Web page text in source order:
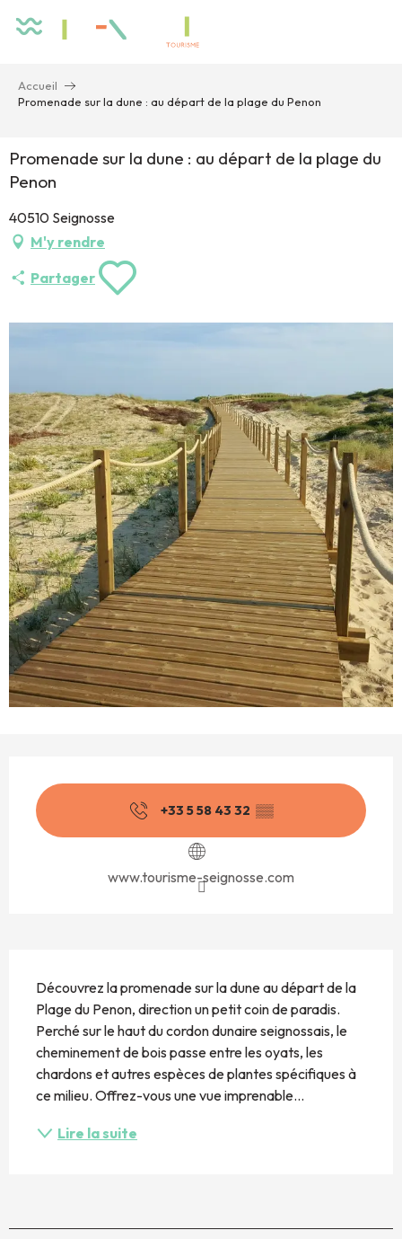
Accueil
Promenade sur la dune : au départ de la plage du Penon
Promenade sur la dune : au départ de la plage du
Penon
40510 Seignosse
M'y rendre
Partager
Ajouter aux
+33 5 58 43 32 ▒▒
www.tourisme-seignosse.com
Découvrez la promenade sur la dune au départ de la
Plage du Penon, direction un petit coin de paradis.
Perché sur le haut du cordon dunaire seignossais, le
cheminement de bois passe entre les oyats, les
chardons et autres espèces de plantes spécifiques à
ce milieu. Offrez-vous une vue imprenable...
Lire la suite